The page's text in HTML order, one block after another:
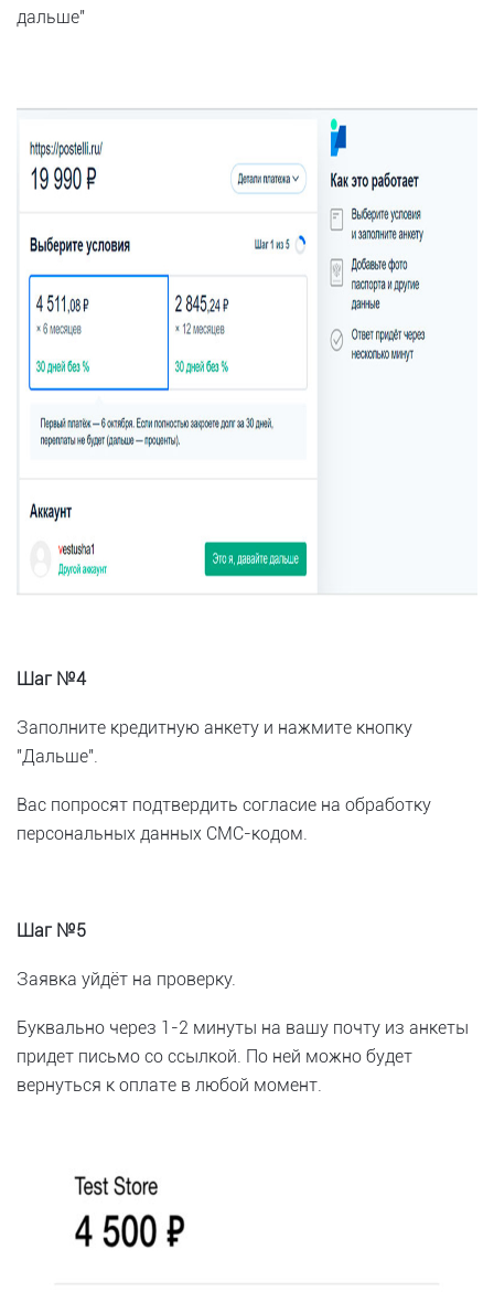
дальше"
Шаг №4
Заполните кредитную анкету и нажмите кнопку
"Дальше".
Вас попросят подтвердить согласие на обработку
персональных данных СМС-кодом.
Шаг №5
Заявка уйдёт на проверку.
Буквально через 1-2 минуты на вашу почту из анкеты
придет письмо со ссылкой. По ней можно будет
вернуться к оплате в любой момент.